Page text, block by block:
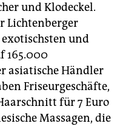
und Klodeckel.
Lichtenberger
und
165.000
asiatische Händler
Friseurgeschäfte,
für 7 Euro
Massagen, die